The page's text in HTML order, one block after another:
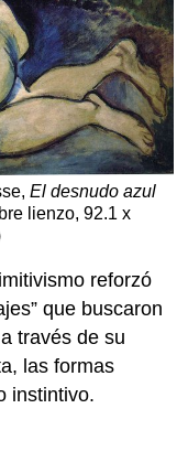
El desnudo azul
lienzo, 92.1 x
reforzó
que buscaron
través de su
las formas
instintivo.